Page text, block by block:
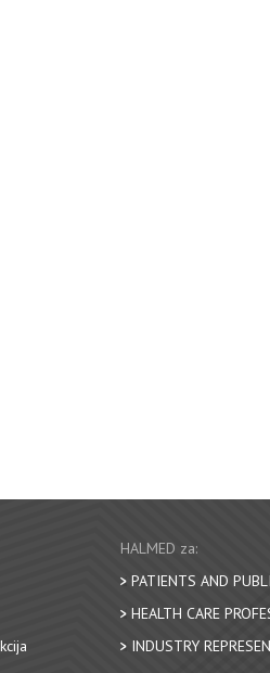
HALMED za:
PATIENTS AND
HEALTH CARE
INDUSTRY